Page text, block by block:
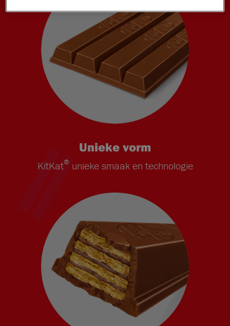
Unieke vorm
KitKat®unieke smaak en technologie